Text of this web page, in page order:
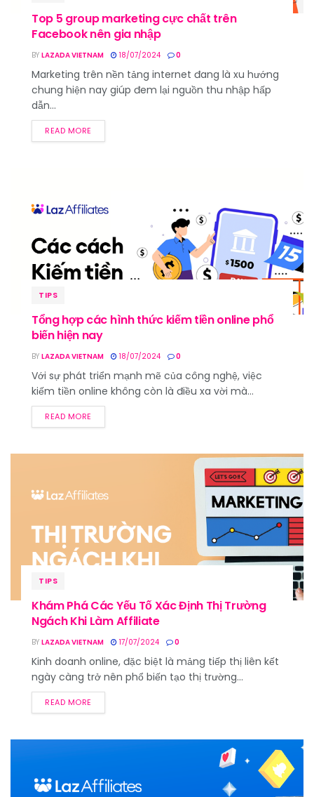
Top 5 group marketing cực chất trên
Facebook nên gia nhập
BY LAZADA VIETNAM 18/07/2024 0
Marketing trên nền tảng internet đang là xu hướng
chung hiện nay giúp đem lại nguồn thu nhập hấp
dẫn...
READ MORE
TIPS
Tổng hợp các hình thức kiếm tiền online phổ
biến hiện nay
BY LAZADA VIETNAM 18/07/2024 0
Với sự phát triển mạnh mẽ của công nghệ, việc
kiếm tiền online không còn là điều xa vời mà...
READ MORE
TIPS
Khám Phá Các Yếu Tố Xác Định Thị Trường
Ngách Khi Làm Affiliate
BY LAZADA VIETNAM 17/07/2024 0
Kinh doanh online, đặc biệt là mảng tiếp thị liên kết
ngày càng trở nên phổ biến tạo thị trường...
READ MORE